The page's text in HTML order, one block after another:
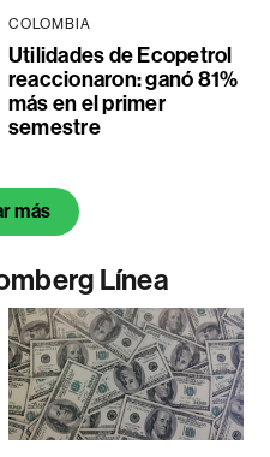
COLOMBIA
Utilidades de Ecopetrol
reaccionaron: ganó 81%
más en el primer
semestre
más
Línea